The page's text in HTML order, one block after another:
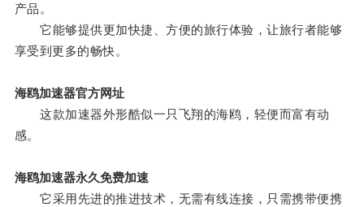
产品。
它能够提供更加快捷、方便的旅行体验，让旅行者能够
享受到更多的畅快。
海鸥加速器官方网址
这款加速器外形酷似一只飞翔的海鸥，轻便而富有动
感。
海鸥加速器永久免费加速
它采用先进的推进技术，无需有线连接，只需携带便携